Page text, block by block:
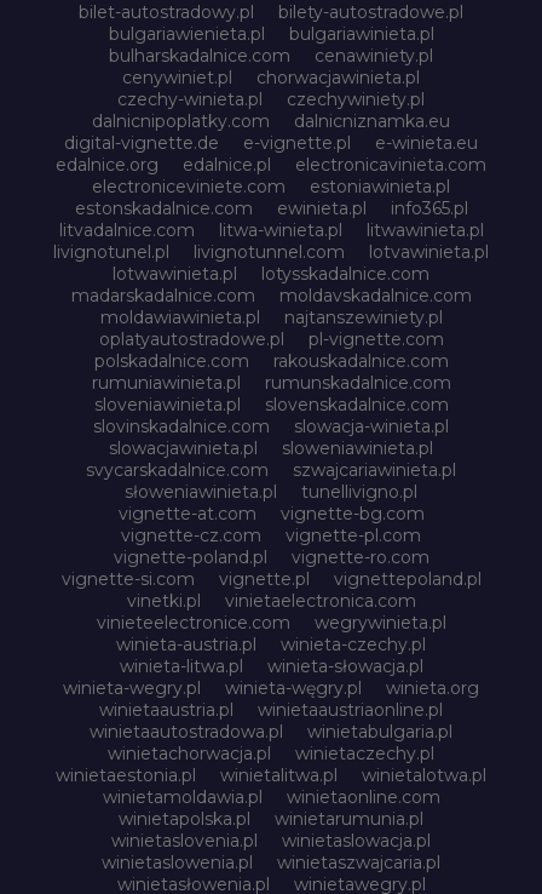
bilet-autostradowy.pl
bilety-autostradowe.pl
bulgariawienieta.pl
bulgariawinieta.pl
bulharskadalnice.com
cenawiniety.pl
cenywiniet.pl
chorwacjawinieta.pl
czechy-winieta.pl
czechywiniety.pl
dalnicnipoplatky.com
dalnicniznamka.eu
digital-vignette.de
e-vignette.pl
e-winieta.eu
edalnice.org
edalnice.pl
electronicavinieta.com
electroniceviniete.com
estoniawinieta.pl
estonskadalnice.com
ewinieta.pl
info365.pl
litvadalnice.com
litwa-winieta.pl
litwawinieta.pl
livignotunel.pl
livignotunnel.com
lotvawinieta.pl
lotwawinieta.pl
lotysskadalnice.com
madarskadalnice.com
moldavskadalnice.com
moldawiawinieta.pl
najtanszewiniety.pl
oplatyautostradowe.pl
pl-vignette.com
polskadalnice.com
rakouskadalnice.com
rumuniawinieta.pl
rumunskadalnice.com
sloveniawinieta.pl
slovenskadalnice.com
slovinskadalnice.com
slowacja-winieta.pl
slowacjawinieta.pl
sloweniawinieta.pl
svycarskadalnice.com
szwajcariawinieta.pl
słoweniawinieta.pl
tunellivigno.pl
vignette-at.com
vignette-bg.com
vignette-cz.com
vignette-pl.com
vignette-poland.pl
vignette-ro.com
vignette-si.com
vignette.pl
vignettepoland.pl
vinetki.pl
vinietaelectronica.com
vinieteelectronice.com
wegrywinieta.pl
winieta-austria.pl
winieta-czechy.pl
winieta-litwa.pl
winieta-słowacja.pl
winieta-wegry.pl
winieta-węgry.pl
winieta.org
winietaaustria.pl
winietaaustriaonline.pl
winietaautostradowa.pl
winietabulgaria.pl
winietachorwacja.pl
winietaczechy.pl
winietaestonia.pl
winietalitwa.pl
winietalotwa.pl
winietamoldawia.pl
winietaonline.com
winietapolska.pl
winietarumunia.pl
winietaslovenia.pl
winietaslowacja.pl
winietaslowenia.pl
winietaszwajcaria.pl
winietasłowenia.pl
winietawegry.pl